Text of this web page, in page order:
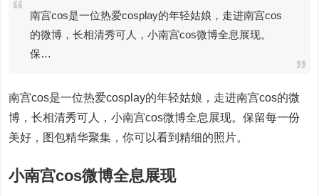
南宫cos是一位热爱cosplay的年轻姑娘，走进南宫cos
的微博，长相清秀可人，小南宫cos微博全息展现。
保…
南宫cos是一位热爱cosplay的年轻姑娘，走进南宫cos的微
博，长相清秀可人，小南宫cos微博全息展现。保留每一份
美好，图包精华聚集，你可以看到精细的照片。
小南宫cos微博全息展现